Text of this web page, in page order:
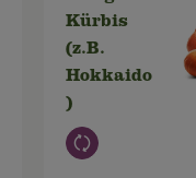
Kürbis
(z.B.
Hokkaido
)
Auswahl ändern